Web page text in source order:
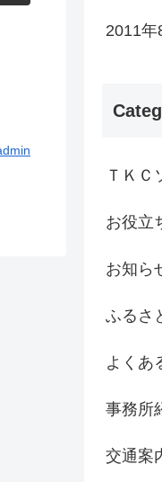
2011年
ＴＫＣ
お役立
お知ら
ふるさ
よくあ
事務所
交通案